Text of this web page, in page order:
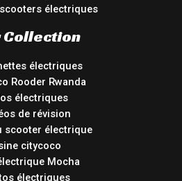
électriques
Collection
électriques
Rooder Rwanda
électriques
de révision
scooter électrique
citycoco
Mocha
électriques